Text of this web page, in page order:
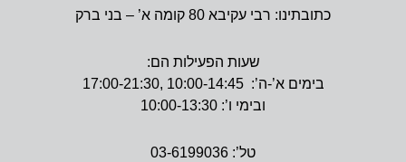
כתובתינו: רבי עקיבא 80 קומה א’ – בני ברק
שעות הפעילות הם:
בימים א’-ה’: 10:00-14:45 ,17:00-21:30
ובימי ו’: 10:00-13:30
טל’: 03-6199036